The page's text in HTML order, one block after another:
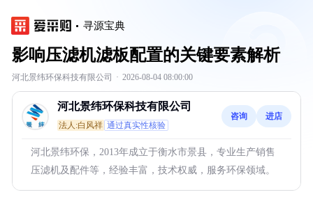
寻源宝典
影响压滤机滤板配置的关键要素解析
河北景纬环保科技有限公司 · 2026-08-04 08:00:00
河北景纬环保科技有限公司
法人:白风祥 通过真实性核验
咨询 进店
河北景纬环保，2013年成立于衡水市景县，专业生产销售
压滤机及配件等，经验丰富，技术权威，服务环保领域。